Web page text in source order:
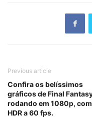
Previous article
Confira os belíssimos
gráficos de Final
rodando em 1080p, com
HDR a 60 fps.